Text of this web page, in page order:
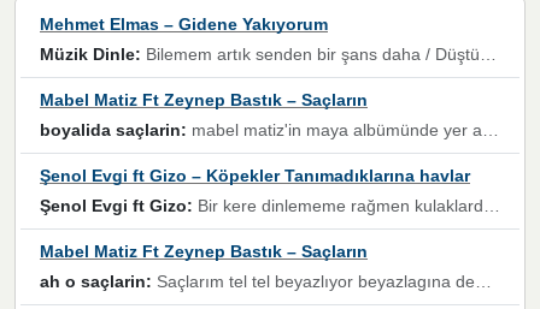
Mehmet Elmas – Gidene Yakıyorum
Müzik Dinle: Bilemem artık senden bir şans daha / Düştüğün zaman ben olmayacağım yanında” dizeleri, artık geçmişin tekrarına izin verilmeyeceğini, kişisel sınırların çizildiğini gösteriyor.
Mabel Matiz Ft Zeynep Bastık – Saçların
boyalida saçlarin: mabel matiz'in maya albümünde yer alan güzellerden. parça da şarkı hani! müzikal altyapısına vurulduğum, sözlerinde kaybolduğum bir parça olmuş.
Şenol Evgi ft Gizo – Köpekler Tanımadıklarına havlar
Şenol Evgi ft Gizo: Bir kere dinlememe rağmen kulaklardan gitmiyor sen sen sen sen kurban ol sen sen sen sen hayran ol yükses ses müzik dinleme sebebisiniz canlar bomba gibi patladınız maşallah
Mabel Matiz Ft Zeynep Bastık – Saçların
ah o saçlarin: Saçlarım tel tel beyazlıyor beyazlagına degil yanımda sen yoksun ona üzülüyorum günler bir bir geçiyor geçen günlere değil sensiz geçen günlere darılıyorum,Dinledikce asla kavusamayacagim ama asla unutamicagim sevdiğim adam için yanar içim